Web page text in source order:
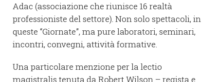
Adac (associazione che riunisce 16 realtà
professioniste del settore). Non solo spettacoli, in
queste “Giornate”, ma pure laboratori, seminari,
incontri, convegni, attività formative.
Una particolare menzione per la lectio
magistralis tenuta da Robert Wilson – regista e